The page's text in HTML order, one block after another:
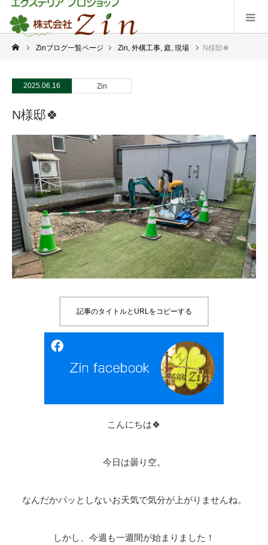
Zinブログ一覧ページ Zin, 外構工事, 庭, 現場 N様邸🍀
2025.06.16 Zin
N様邸🍀
記事のタイトルとURLをコピーする
こんにちは🍀
今日は曇り空。
なんだかパッとしないお天気で気分が上がりませんね。
しかし、今週も一週間が始まりました！